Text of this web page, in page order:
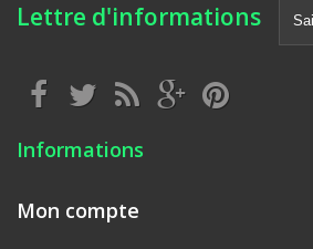
Lettre d'informations
Informations
Mon compte